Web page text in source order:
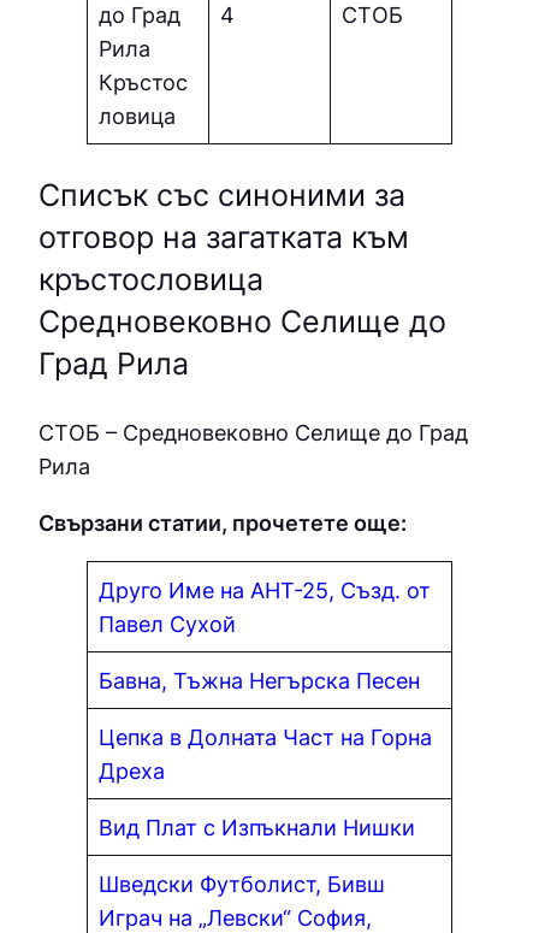
до Град
Рила
Кръстос
ловица
4 СТOБ
Списък със синоними за
отговор на загатката към
кръстословица
Средновековно Селище до
Град Рила
СТOБ – Средновековно Селище до Град
Рила
Свързани статии, прочетете още:
Друго Име на АНТ-25, Създ. от
Павел Сухой
Бавна, Тъжна Негърска Песен
Цепка в Долната Част на Горна
Дреха
Вид Плат с Изпъкнали Нишки
Шведски Футболист, Бивш
Играч на „Левски“ София,